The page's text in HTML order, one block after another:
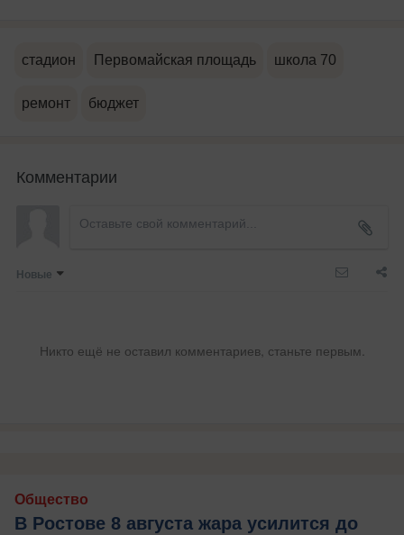
стадион Первомайская площадь школа 70
ремонт бюджет
Комментарии
Новые
Никто ещё не оставил комментариев, станьте первым.
Общество
В Ростове 8 августа жара усилится до